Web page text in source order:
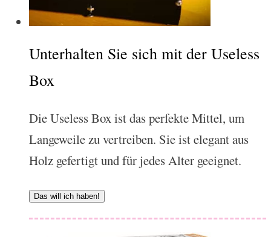
Unterhalten Sie sich mit der Useless
Box
Die Useless Box ist das perfekte Mittel, um
Langeweile zu vertreiben. Sie ist elegant aus
Holz gefertigt und für jedes Alter geeignet.
Das will ich haben!